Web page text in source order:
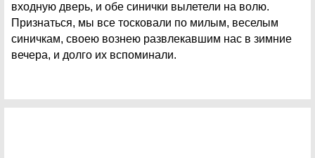
входную дверь, и обе синички вылетели на волю.
Признаться, мы все тосковали по милым, веселым
синичкам, своею вознею развлекавшим нас в зимние
вечера, и долго их вспоминали.